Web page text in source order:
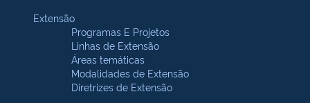
Extensão
Programas E Projetos
Linhas de Extensão
Áreas temáticas
Modalidades de Extensão
Diretrizes de Extensão